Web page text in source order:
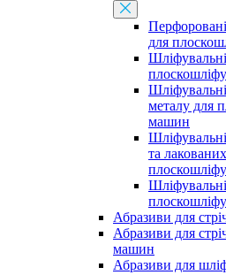
для
металу для
машин
та
Абразиви для
Абразиви для
машин
Абразиви для